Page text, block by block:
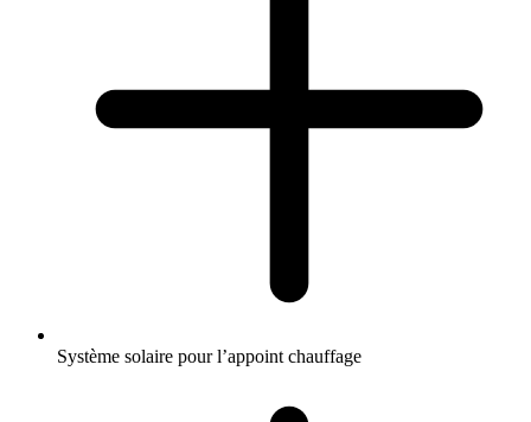
Système solaire pour l’appoint chauffage